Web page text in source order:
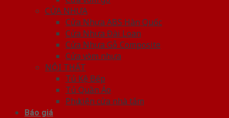
CỬA NHỰA
Cửa Nhựa ABS Hàn Quốc
Cửa Nhựa Đài Loan
Cửa Nhựa Gỗ Composite
Cửa vòm nhựa
NỘI THẤT
Tủ Kệ Bếp
Tủ Quần Áo
Phụ kiện cửa nhà tắm
Báo giá